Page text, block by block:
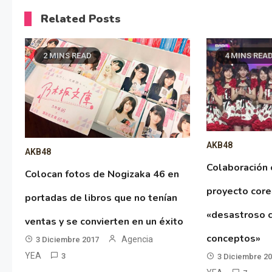
Related Posts
2 MINS READ
AKB48
Colocan fotos de Nogizaka 46 en
portadas de libros que no tenían
ventas y se convierten en un éxito
3 Diciembre 2017
Agencia
YEA
3
4 MINS
AKB48
Colaboración
proyecto
«desastroso
conceptos»
3 Diciembre